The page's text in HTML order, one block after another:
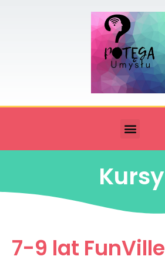
Kursy
7-9 lat FunVille